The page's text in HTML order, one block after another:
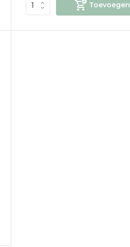
Toevoegen